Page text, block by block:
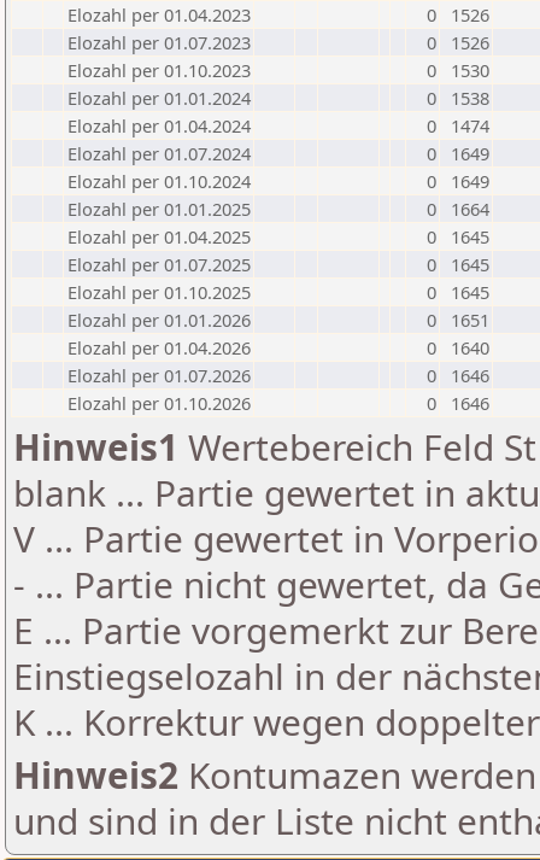
Elozahl per 01.04.2023
0
1526
Elozahl per 01.07.2023
0
1526
Elozahl per 01.10.2023
0
1530
Elozahl per 01.01.2024
0
1538
Elozahl per 01.04.2024
0
1474
Elozahl per 01.07.2024
0
1649
Elozahl per 01.10.2024
0
1649
Elozahl per 01.01.2025
0
1664
Elozahl per 01.04.2025
0
1645
Elozahl per 01.07.2025
0
1645
Elozahl per 01.10.2025
0
1645
Elozahl per 01.01.2026
0
1651
Elozahl per 01.04.2026
0
1640
Elozahl per 01.07.2026
0
1646
Elozahl per 01.10.2026
0 1646
Hinweis1 Wertebereich Feld
blank ... Partie gewertet in
V ... Partie gewertet in
- ... Partie nicht gewertet, da
E ... Partie vorgemerkt zur
Einstiegselozahl in der
K ... Korrektur wegen
Hinweis2 Kontumazen
und sind in der Liste nicht